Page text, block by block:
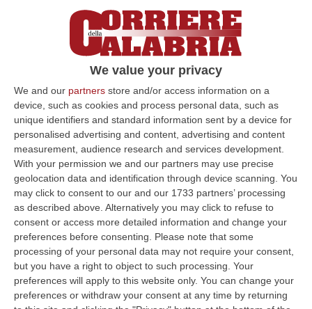
We value your privacy
We and our partners store and/or access information on a
device, such as cookies and process personal data, such as
unique identifiers and standard information sent by a device for
personalised advertising and content, advertising and content
measurement, audience research and services development.
With your permission we and our partners may use precise
geolocation data and identification through device scanning. You
may click to consent to our and our 1733 partners’ processing
as described above. Alternatively you may click to refuse to
consent or access more detailed information and change your
preferences before consenting.
Please note that some
processing of your personal data may not require your consent,
but you have a right to object to such processing. Your
preferences will apply to this website only. You can change your
preferences or withdraw your consent at any time by returning
presentati perché sprovvisti del certificato.
«Misura illegittima, non ci toglieranno la
libertà»
Pubblicato il: 15/10/21 – 9:32
Porti, sinergia strategica tra Augusta e
Gioia Tauro